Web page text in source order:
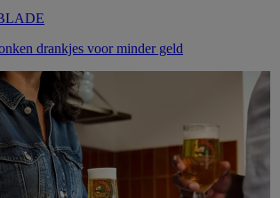
drankjes voor minder geld